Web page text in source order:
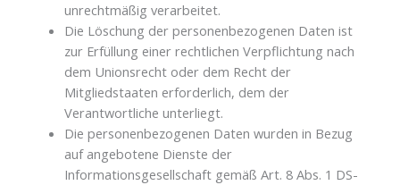
unrechtmäßig verarbeitet.
Die Löschung der personenbezogenen Daten ist
zur Erfüllung einer rechtlichen Verpflichtung nach
dem Unionsrecht oder dem Recht der
Mitgliedstaaten erforderlich, dem der
Verantwortliche unterliegt.
Die personenbezogenen Daten wurden in Bezug
auf angebotene Dienste der
Informationsgesellschaft gemäß Art. 8 Abs. 1 DS-